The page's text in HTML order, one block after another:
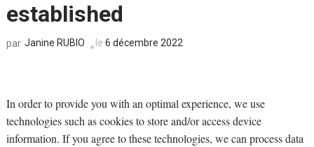
established
par Janine RUBIO le 6 décembre 2022
In order to provide you with an optimal experience, we use
technologies such as cookies to store and/or access device
information. If you agree to these technologies, we can process data